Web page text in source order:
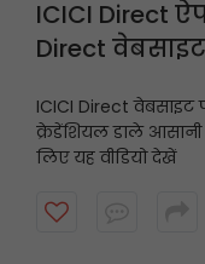
ICICI Direct
Direct
ICICI Direct
क्रेडेंशियल डाले
लिए यह वीडियो देखें